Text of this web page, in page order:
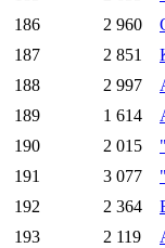
186
2 960
187
2 851
188
2 997
189
1 614
190
2 015
191
3 077
192
2 364
193
2 119